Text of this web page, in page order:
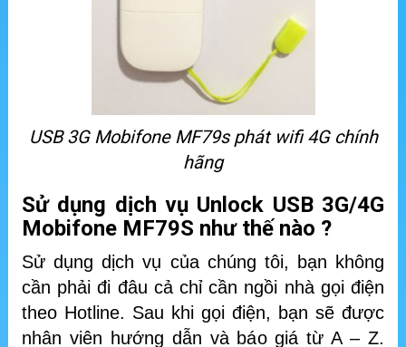
USB 3G Mobifone MF79s phát wifi 4G chính
hãng
Sử dụng dịch vụ Unlock USB 3G/4G
Mobifone MF79S như thế nào ?
Sử dụng dịch vụ của chúng tôi, bạn không
cần phải đi đâu cả chỉ cần ngồi nhà gọi điện
theo Hotline. Sau khi gọi điện, bạn sẽ được
nhân viên hướng dẫn và báo giá từ A – Z.